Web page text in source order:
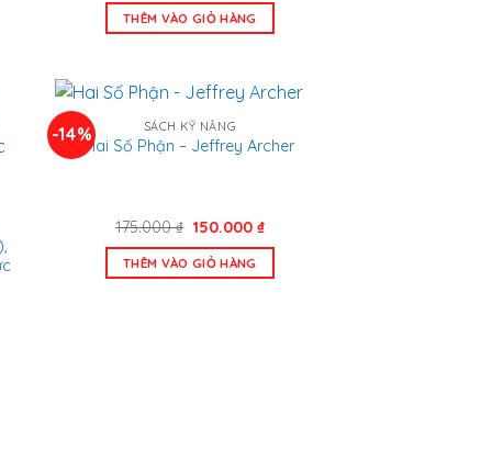
là:
189.000 ₫.là:
THÊM VÀO GIỎ HÀNG
-14% SÁCH KỸ NĂNG
Hai Số Phận – Jeffrey Archer
175.000₫ Giá
là:
175.000 ₫.
150.000 ₫Giá
là:
THÊM VÀO GIỎ HÀNG